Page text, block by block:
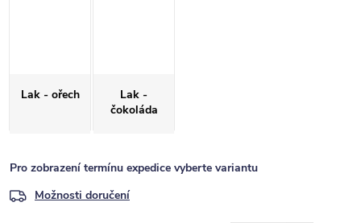
Lak - ořech
Lak -
čokoláda
Pro zobrazení termínu expedice vyberte variantu
Možnosti doručení